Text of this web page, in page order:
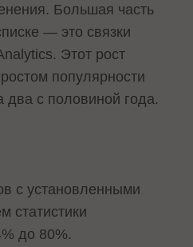
Большая часть
— это связки
Этот рост
популярности
два с половиной года.
с установленными
статистики
до 80%.